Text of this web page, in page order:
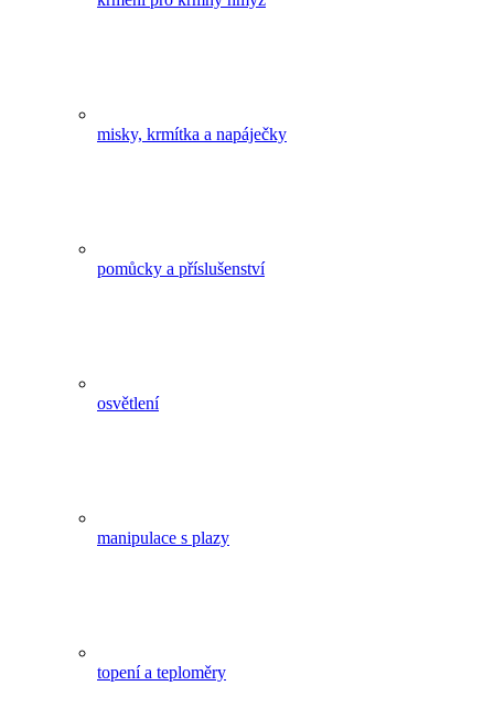
misky, krmítka a napáječky
pomůcky a příslušenství
osvětlení
manipulace s plazy
topení a teploměry